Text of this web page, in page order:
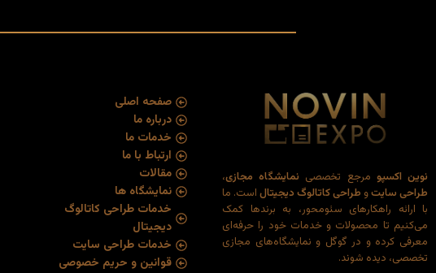
نوین اکسپو مرجع تخصصی نمایشگاه مجازی،
طراحی سایتو طراحی کاتالوگ دیجیتال است. ما
با ارائه راهکارهای سئو‌محور، به برندها کمک
می‌کنیم تا محصولات و خدمات خود را حرفه‌ای
معرفی کرده و در گوگل و نمایشگاه‌های مجازی
تخصصی، دیده شوند.
صفحه اصلی
درباره ما
خدمات ما
ارتباط با ما
مقالات
نمایشگاه ها
خدمات طراحی کاتالوگ
دیجیتال
خدمات طراحی سایت
قوانین و حریم خصوصی